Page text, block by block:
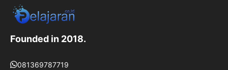
Founded in 2018.
081369787719